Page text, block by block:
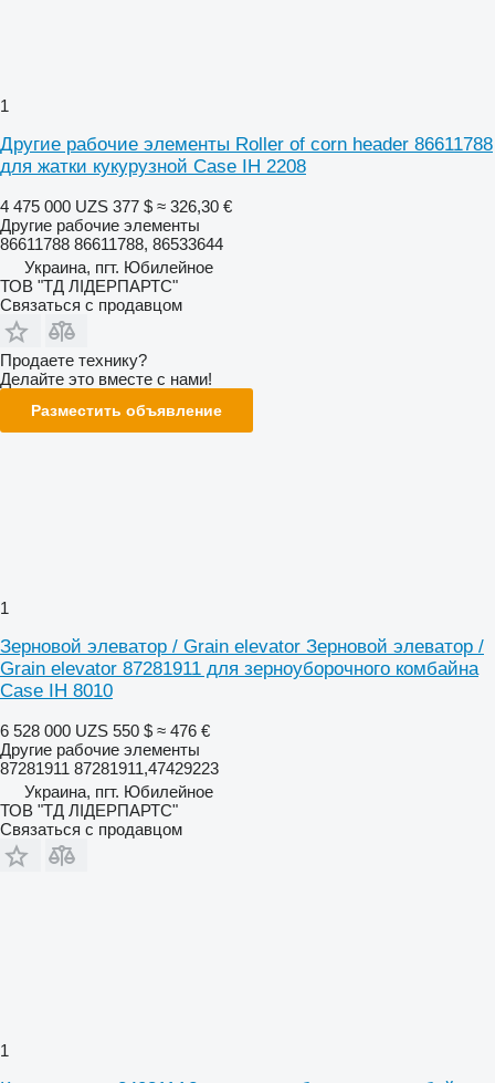
1
Другие рабочие элементы Roller of corn header 86611788
для жатки кукурузной Case IH 2208
4 475 000 UZS 377 $ ≈ 326,30 €
Другие рабочие элементы
86611788 86611788, 86533644
Украина, пгт. Юбилейное
ТОВ "ТД ЛІДЕРПАРТС"
Связаться с продавцом
Продаете технику?
Делайте это вместе с нами!
Разместить объявление
1
Зерновой элеватор / Grain elevator Зерновой элеватор /
Grain elevator 87281911 для зерноуборочного комбайна
Case IH 8010
6 528 000 UZS 550 $ ≈ 476 €
Другие рабочие элементы
87281911 87281911,47429223
Украина, пгт. Юбилейное
ТОВ "ТД ЛІДЕРПАРТС"
Связаться с продавцом
1